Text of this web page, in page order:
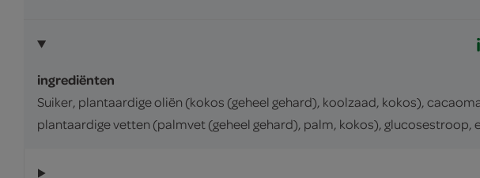
ingrediënten
Suiker, plantaardige oliën (kokos (geheel gehard), koolzaad, kokos),
plantaardige vetten (palmvet (geheel gehard), palm, kokos), glucosestroop,